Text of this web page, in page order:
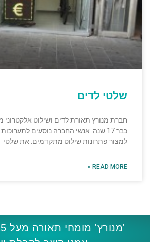
שלטי לדים
חברת מנורץ תאורת לדים ושילוט אלקטרוני
כבר 17 שנה. אנשי החברה נוסעים
למצור פתרונות שילוט מתקדמים. את שלטי
READ MORE »